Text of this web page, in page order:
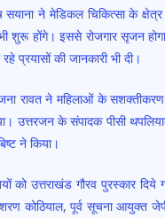
ने मेडिकल चिकित्सा के
शुरू होंगे। इससे रोजगार सृजन
प्रयासों की जानकारी भी दी।
रावत ने महिलाओं के
उत्तरजन के संपादक पीसी
ने किया।
को उत्तराखंड गौरव पुरस्कार
कोठियाल, पूर्व सूचना आयुक्त